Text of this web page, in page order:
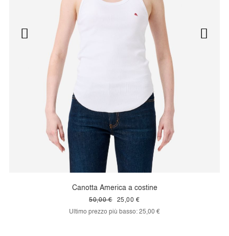
Canotta America a costine
25,00 €
50,00 €
Ultimo prezzo più basso:25,00 €